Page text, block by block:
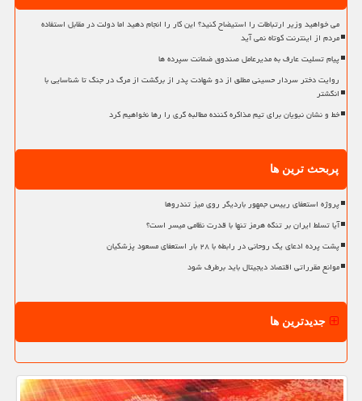
می خواهید وزیر ارتباطات را استیضاح کنید؟ این کار را انجام دهید اما دولت در مقابل استفاده
مردم از اینترنت کوتاه نمی آید
پیام تسلیت عارف به مدیرعامل صندوق ضمانت سپرده ها
روایت دختر سردار حسینی مطلق از دو شهادت پدر از برگشت از مرگ در جنگ تا شناسایی با
انگشتر
خط و نشان نبویان برای تیم مذاکره کننده مطالبه گری را رها نخواهیم کرد
پربحث ترین ها
پروژه استعفای رییس جمهور باردیگر روی میز تندروها
آیا تسلط ایران بر تنگه هرمز تنها با قدرت نظامی میسر است؟
پشت پرده ادعای یک روحانی در رابطه با ۲۸ بار استعفای مسعود پزشکیان
موانع مقرراتی اقتصاد دیجیتال باید برطرف شود
جدیدترین ها